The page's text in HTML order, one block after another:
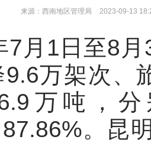
来源：西南地区管理局 2023-09-13
7月1日至8月
万架次 、
万吨
， 分
。 昆